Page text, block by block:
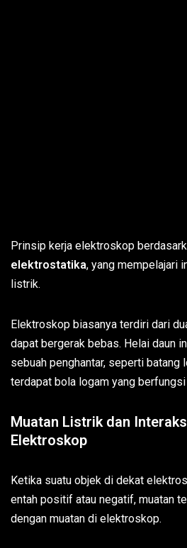
Prinsip kerja elektroskop
elektrostatika, yang mempelajari
listrik.
Elektroskop biasanya terdiri dari
dapat bergerak bebas. Helai daun
sebuah penghantar, seperti batang
terdapat bola logam yang
Muatan Listrik dan
Elektroskop
Ketika suatu objek di dekat
entah positif atau negatif, muatan
dengan muatan di elektroskop.